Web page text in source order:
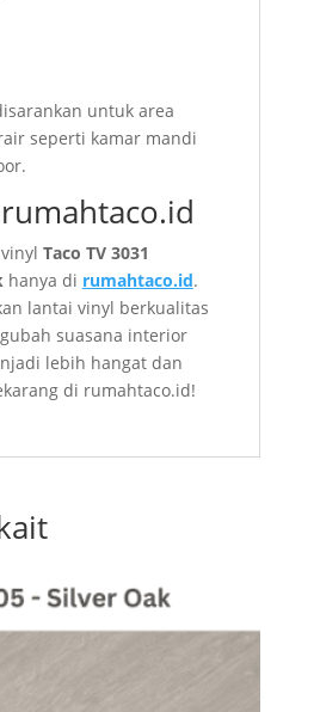
untuk area
seperti kamar mandi
Taco TV 3031
hanya di rumahtaco.id.
lantai vinyl berkualitas
suasana interior
lebih hangat dan
di rumahtaco.id!